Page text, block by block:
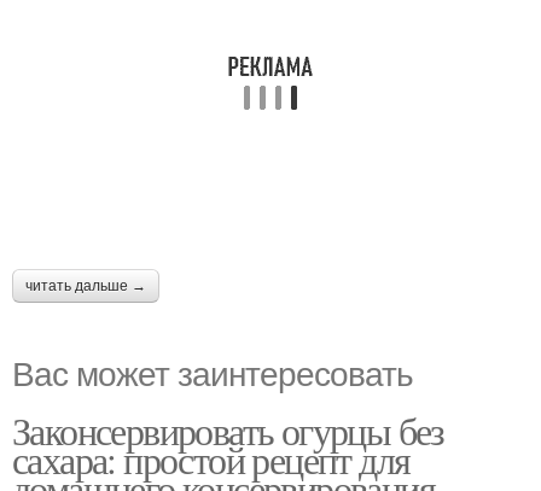
читать дальше →
Вас может заинтересовать
Законсервировать огурцы без
сахара: простой рецепт для